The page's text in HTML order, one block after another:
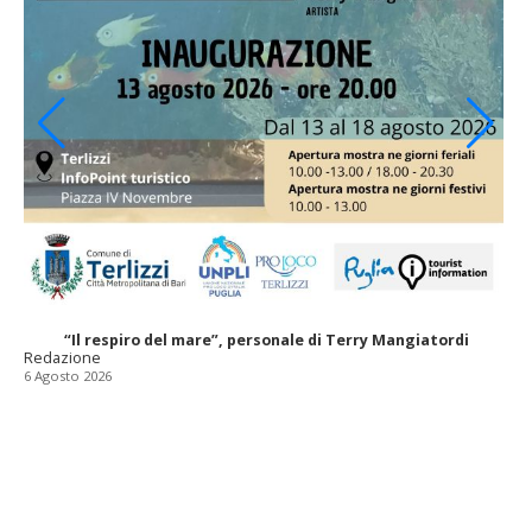
“Il respiro del mare”, personale di Terry Mangiatordi
Redazione
6 Agosto 2026